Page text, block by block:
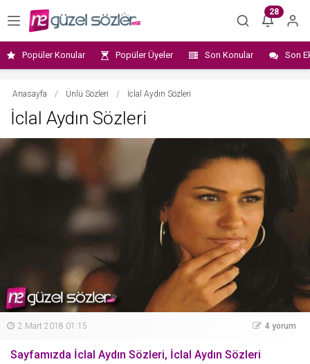
28
Popüler Konular Popüler Üyeler Son Konular Son
Anasayfa / Ünlü Sözleri / İclal Aydın Sözleri
İclal Aydın Sözleri
2 Mart 2018 01:15 4 yorum
Sayfamızda İclal Aydın Sözleri, İclal Aydın Sözleri